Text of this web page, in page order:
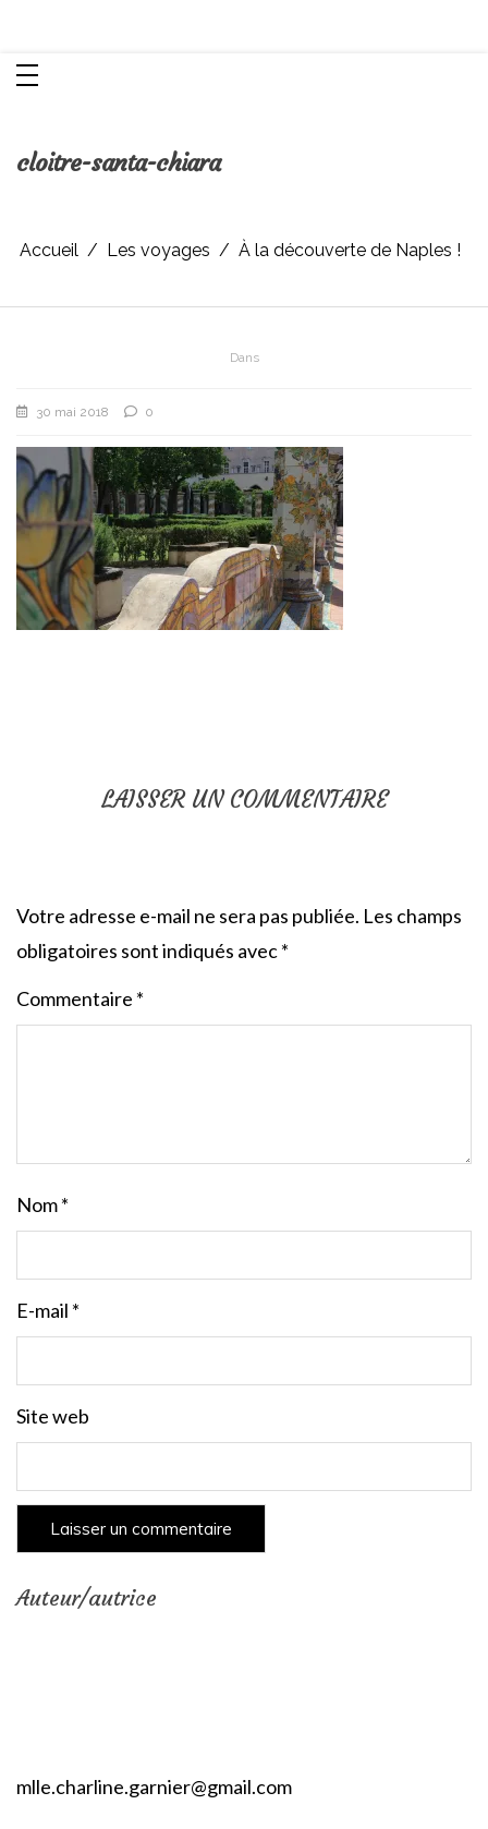
cloitre-santa-chiara
Accueil Les voyages À la découverte de Naples !
Dans
30 mai 2018 0
LAISSER UN COMMENTAIRE
Votre adresse e-mail ne sera pas publiée. Les champs
obligatoires sont indiqués avec*
Commentaire *
Nom*
E-mail *
Site web
Auteur/autrice
mlle.charline.garnier@gmail.com